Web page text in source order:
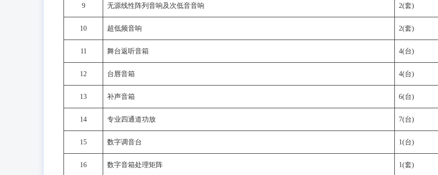
9 无源线性阵列音响及次低音音响 2(套)
10 超低频音响 2(套)
11 舞台返听音箱 4(台)
12 台唇音箱 4(台)
13 补声音箱 6(台)
14 专业四通道功放 7(台)
15 数字调音台 1(台)
16 数字音箱处理矩阵 1(套)